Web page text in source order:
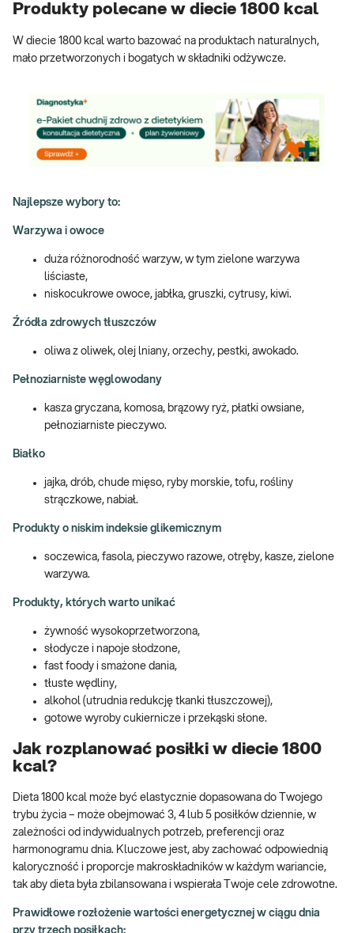
Produkty polecane w diecie 1800 kcal
W diecie 1800 kcal warto bazować na produktach naturalnych,
mało przetworzonych i bogatych w składniki odżywcze.
Najlepsze wybory to:
Warzywa i owoce
duża różnorodność warzyw, w tym zielone warzywa
liściaste,
niskocukrowe owoce, jabłka, gruszki, cytrusy, kiwi.
Źródła zdrowych tłuszczów
oliwa z oliwek, olej lniany, orzechy, pestki, awokado.
Pełnoziarniste węglowodany
kasza gryczana, komosa, brązowy ryż, płatki owsiane,
pełnoziarniste pieczywo.
Białko
jajka, drób, chude mięso, ryby morskie, tofu, rośliny
strączkowe, nabiał.
Produkty o niskim indeksie glikemicznym
soczewica, fasola, pieczywo razowe, otręby, kasze, zielone
warzywa.
Produkty, których warto unikać
żywność wysokoprzetworzona,
słodycze i napoje słodzone,
fast foody i smażone dania,
tłuste wędliny,
alkohol (utrudnia redukcję tkanki tłuszczowej),
gotowe wyroby cukiernicze i przekąski słone.
Jak rozplanować posiłki w diecie 1800
kcal?
Dieta 1800 kcal może być elastycznie dopasowana do Twojego
trybu życia – może obejmować 3, 4 lub 5 posiłków dziennie, w
zależności od indywidualnych potrzeb, preferencji oraz
harmonogramu dnia. Kluczowe jest, aby zachować odpowiednią
kaloryczność i proporcje makroskładników w każdym wariancie,
tak aby dieta była zbilansowana i wspierała Twoje cele zdrowotne.
Prawidłowe rozłożenie wartości energetycznej w ciągu dnia